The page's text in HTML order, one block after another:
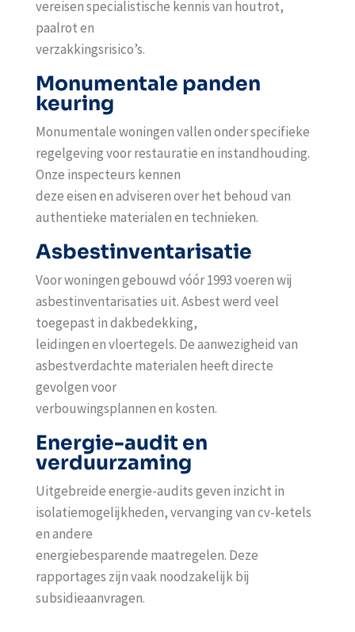
vereisen specialistische kennis van houtrot,
paalrot en
verzakkingsrisico’s.
Monumentale panden
keuring
Monumentale woningen vallen onder specifieke
regelgeving voor restauratie en instandhouding.
Onze inspecteurs kennen
deze eisen en adviseren over het behoud van
authentieke materialen en technieken.
Asbestinventarisatie
Voor woningen gebouwd vóór 1993 voeren wij
asbestinventarisaties uit. Asbest werd veel
toegepast in dakbedekking,
leidingen en vloertegels. De aanwezigheid van
asbestverdachte materialen heeft directe
gevolgen voor
verbouwingsplannen en kosten.
Energie-audit en
verduurzaming
Uitgebreide energie-audits geven inzicht in
isolatiemogelijkheden, vervanging van cv-ketels
en andere
energiebesparende maatregelen. Deze
rapportages zijn vaak noodzakelijk bij
subsidieaanvragen.